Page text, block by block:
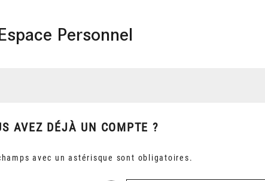
Personnel
AVEZ DÉJÀ UN COMPTE ?
avec un astérisque sont obligatoires.